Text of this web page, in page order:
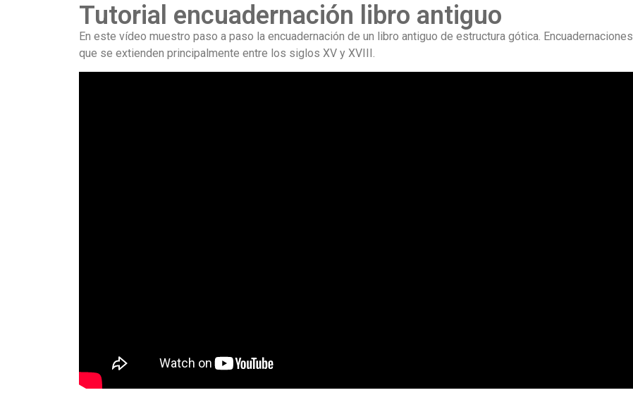
Tutorial encuadernación libro antiguo
En este vídeo muestro paso a paso la encuadernación de un libro antiguo de estructura gótica. Encuadernaciones
que se extienden principalmente entre los siglos XV y XVIII.